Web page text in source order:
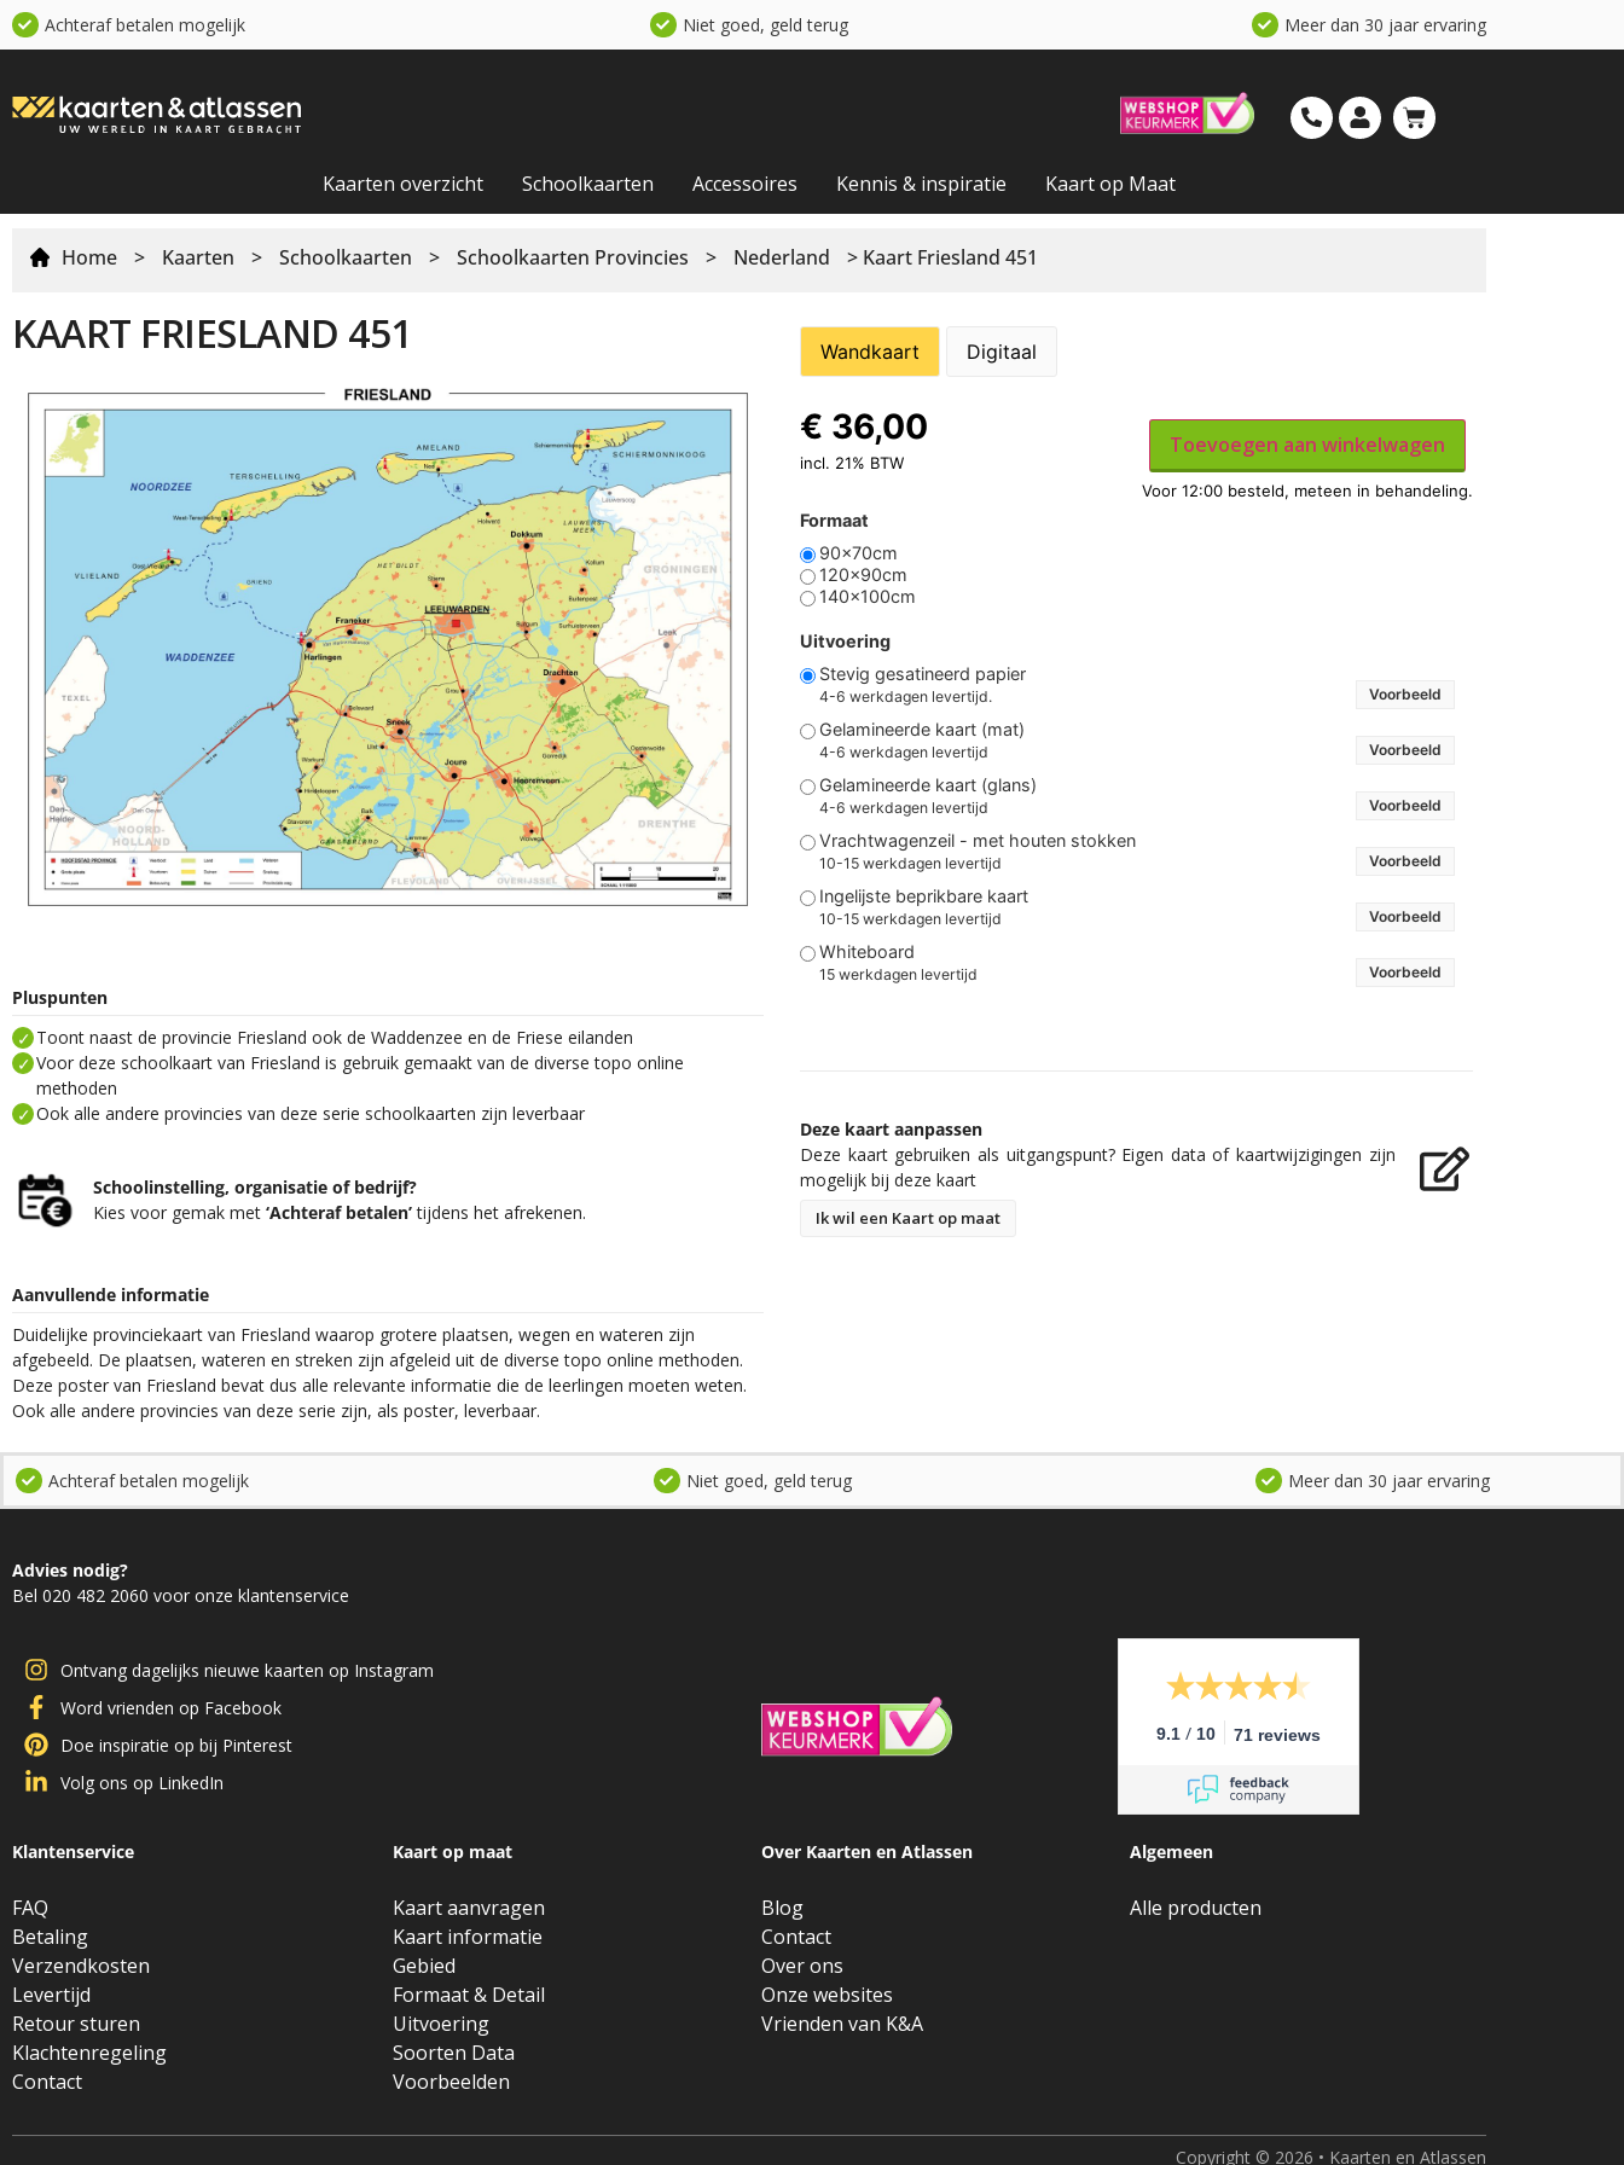
Achteraf betalen mogelijk Niet goed, geld terug Meer dan 30 jaar ervaring
Kaarten overzicht Schoolkaarten Accessoires Kennis & inspiratie Kaart op Maat
Home > Kaarten > Schoolkaarten > Schoolkaarten Provincies > Nederland > Kaart Friesland 451
KAART FRIESLAND 451
Pluspunten
​​Toont naast de provincie Friesland ook de Waddenzee en de Friese eilanden
Voor deze schoolkaart van Friesland is gebruik gemaakt van de diverse topo online
methoden
Ook alle andere provincies van deze serie schoolkaarten zijn leverbaar
Schoolinstelling, organisatie of bedrijf?
Kies voor gemak met‘Achteraf betalen’tijdens het afrekenen.
Aanvullende informatie
Duidelijke provinciekaart van Friesland waarop grotere plaatsen, wegen en wateren zijn
afgebeeld. De plaatsen, wateren en streken zijn afgeleid uit de diverse topo online methoden.
Deze poster van Friesland bevat dus alle relevante informatie die de leerlingen moeten weten.
Ook alle andere provincies van deze serie zijn, als poster, leverbaar.
Wandkaart Digitaal
Formaat
90x70cm
120x90cm
140x100cm
Uitvoering
Stevig gesatineerd papier
4-6 werkdagen levertijd. Voorbeeld
Gelamineerde kaart (mat)
4-6 werkdagen levertijd Voorbeeld
Gelamineerde kaart (glans)
4-6 werkdagen levertijd Voorbeeld
Vrachtwagenzeil - met houten stokken
10-15 werkdagen levertijd Voorbeeld
Ingelijste beprikbare kaart
10-15 werkdagen levertijd Voorbeeld
Whiteboard
15 werkdagen levertijd Voorbeeld
€ 36,00
incl. 21% BTW
Toevoegen aan winkelwagen
Deze kaart aanpassen
Deze kaart gebruiken als uitgangspunt? Eigen data of kaartwijzigingen zijn
mogelijk bij deze kaart
Ik wil een Kaart op maat
Achteraf betalen mogelijk Niet goed, geld terug Meer dan 30 jaar ervaring
Advies nodig?
Bel 020 482 2060 voor onze klantenservice
Ontvang dagelijks nieuwe kaarten op Instagram
Word vrienden op Facebook
Doe inspiratie op bij Pinterest
Volg ons op LinkedIn
9.1 / 10 71 reviews
Klantenservice
FAQ
Betaling
Verzendkosten
Levertijd
Retour sturen
Klachtenregeling
Contact
Kaart op maat
Kaart aanvragen
Kaart informatie
Gebied
Formaat & Detail
Uitvoering
Soorten Data
Voorbeelden
Over Kaarten en Atlassen
Blog
Contact
Over ons
Onze websites
Vrienden van K&A
Algemeen
Alle producten
Copyright © 2026 • Kaarten en Atlassen